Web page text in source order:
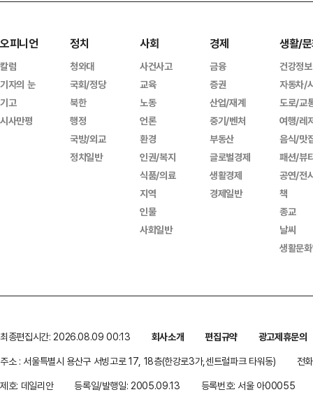
오피니언
칼럼
기자의 눈
기고
시사만평
정치
청와대
국회/정당
북한
행정
국방/외교
정치일반
사회
사건사고
교육
노동
언론
환경
인권/복지
식품/의료
지역
인물
사회일반
경제
금융
증권
산업/재계
중기/벤처
부동산
글로벌경제
생활경제
경제일반
생활/
건강정보
자동차/
도로/교
여행/레
음식/맛
패션/뷰
공연/전
책
종교
날씨
생활문
최종편집시간: 2026.08.09 00:13 회사소개 편집규약
광고제휴문의
주소 : 서울특별시 용산구 서빙고로 17, 18층(한강로3가,센트럴파크 타워동)
전
제호: 데일리안
등록일/발행일: 2005.09.13 등록번호: 서울 아00055